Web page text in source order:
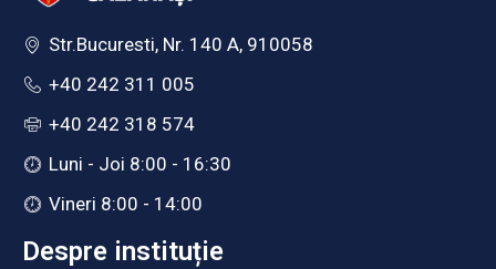
Str.Bucuresti, Nr. 140 A, 910058
+40 242 311 005
+40 242 318 574
Luni - Joi 8:00 - 16:30
Vineri 8:00 - 14:00
Despre instituție